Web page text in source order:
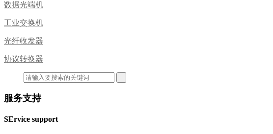
数据光端机
工业交换机
光纤收发器
协议转换器
服务支持
SErvice support